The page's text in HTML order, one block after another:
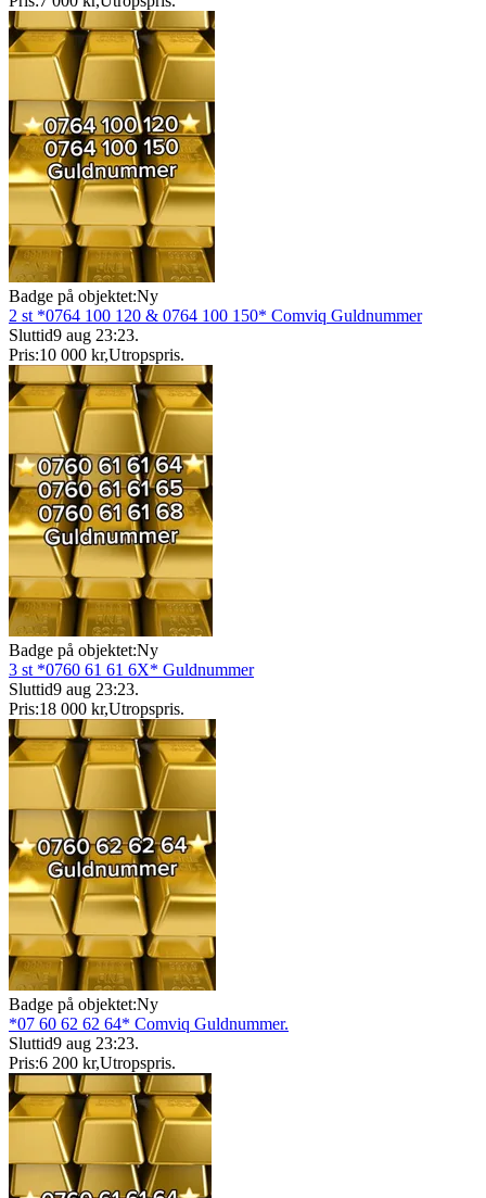
Badge på objektet:Ny
2 st *0764 100 120 & 0764 100 150* Comviq Guldnummer
Sluttid9 aug 23:23.
Pris:10 000 kr,Utropspris.
Badge på objektet:Ny
3 st *0760 61 61 6X* Guldnummer
Sluttid9 aug 23:23.
Pris:18 000 kr,Utropspris.
Badge på objektet:Ny
*07 60 62 62 64* Comviq Guldnummer.
Sluttid9 aug 23:23.
Pris:6 200 kr,Utropspris.